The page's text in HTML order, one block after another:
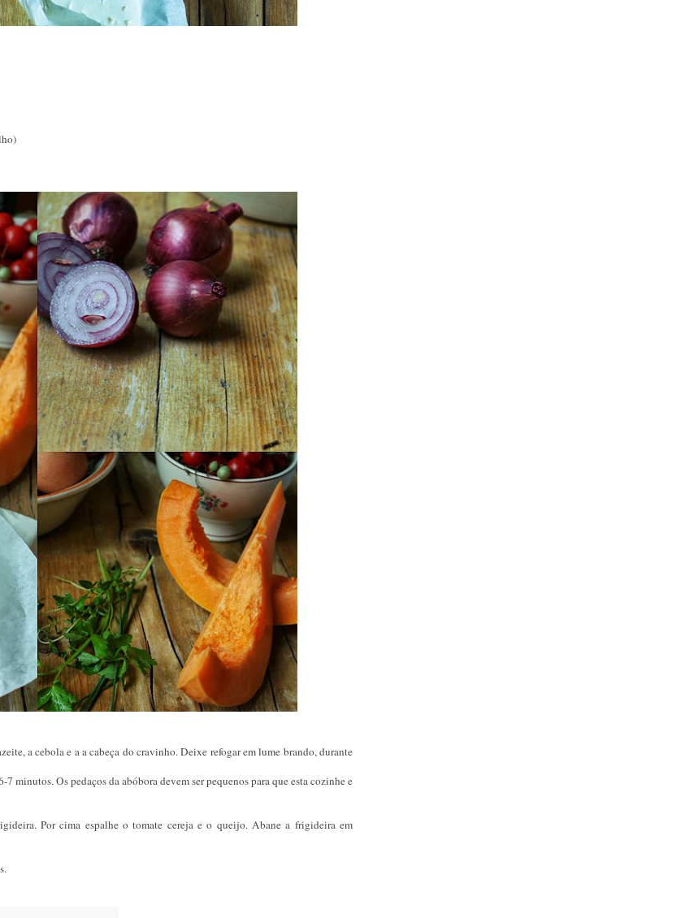
a cebola e a a cabeça do cravinho. Deixe refogar em lume brando, durante
minutos. Os pedaços da abóbora devem ser pequenos para que esta cozinhe e
Por cima espalhe o tomate cereja e o queijo. Abane a frigideira em